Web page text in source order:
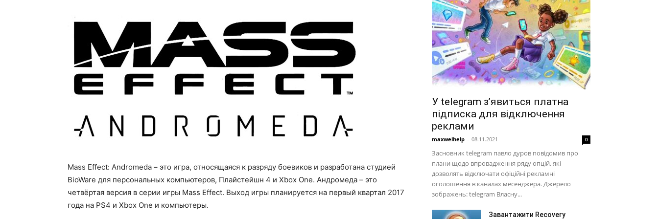
Mass Effect: Andromeda – это игра, относящаяся к разряду боевиков и разработана студией
BioWare для персональных компьютеров, Плайстейшн 4 и Xbox One. Андромеда – это
четвёртая версия в серии игры Mass Effect. Выход игры планируется на первый квартал 2017
года на PS4 и Xbox One и компьютеры.
У telegram з’явиться платна
підписка для відключення
реклами
maxwelhelp - 08.11.2021 0
Засновник telegram павло дуров повідомив про
плани щодо впровадження ряду опцій, які
дозволять відключати офіційні рекламні
оголошення в каналах месенджера. Джерело
зображень: telegram Власну...
Завантажити Recovery